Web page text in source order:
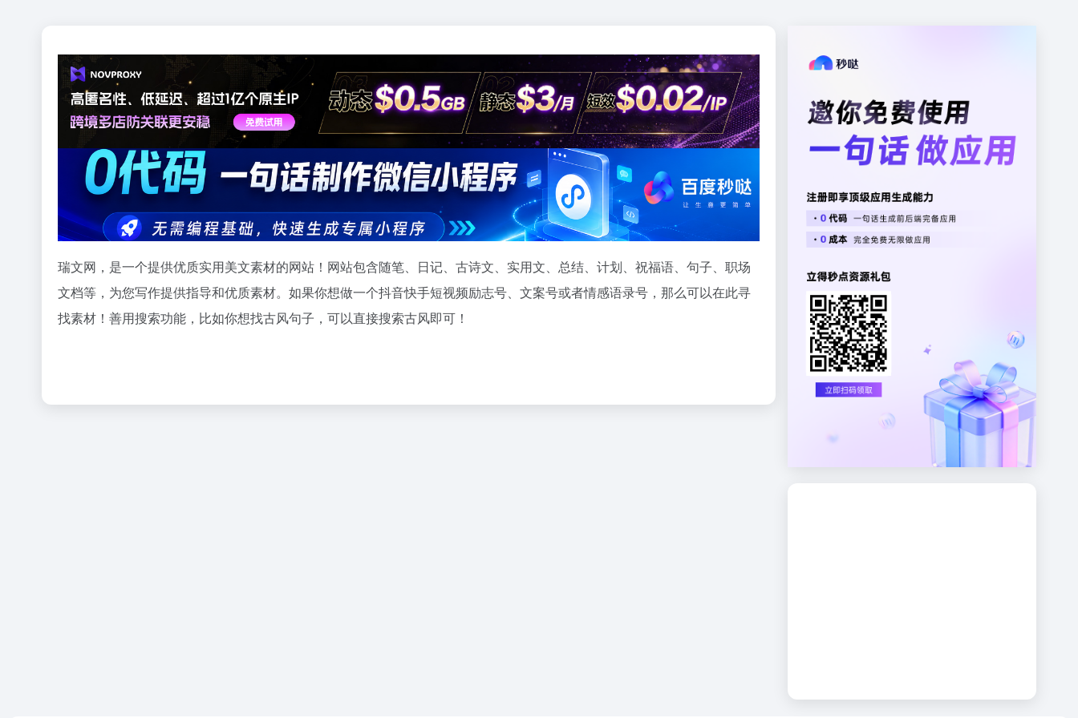
瑞文网，是一个提供优质实用美文素材的网站！网站包含随笔、日记、古诗文、实用文、总结、计划、祝福语、句子、职场
文档等，为您写作提供指导和优质素材。如果你想做一个抖音快手短视频励志号、文案号或者情感语录号，那么可以在此寻
找素材！善用搜索功能，比如你想找古风句子，可以直接搜索古风即可！